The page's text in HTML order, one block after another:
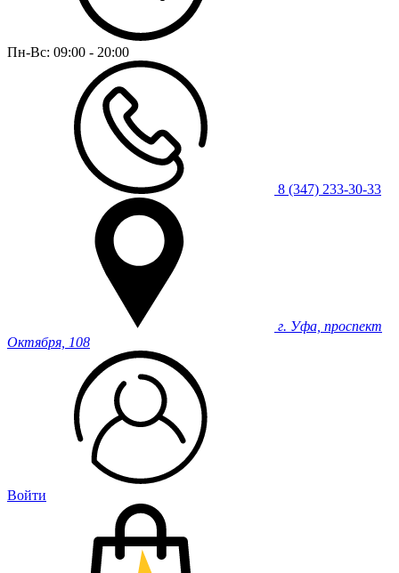
Пн-Вс: 09:00 - 20:00
8 (347) 233-30-33
г. Уфа, проспект
Октября, 108
Войти